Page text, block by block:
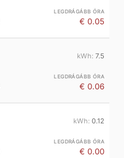
€ 0.05
7.5
€ 0.06
0.12
€ 0.00